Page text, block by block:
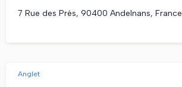
7 Rue des Prés, 90400 Andelnans, France
Anglet